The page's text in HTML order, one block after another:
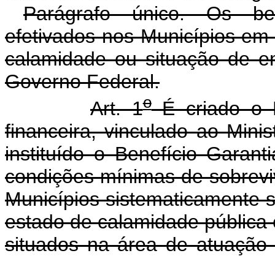
Parágrafo único. Os
efetivados nos Municípios
calamidade ou situação de
Governo Federal.
Art. 1oÉ criado o
financeira, vinculado ao
instituído o Benefício
condições mínimas de
Municípios sistematicamente
estado de calamidade
situados na área de